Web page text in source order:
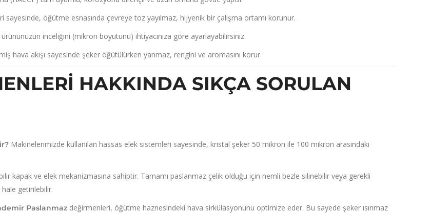
sayesinde, öğütme esnasında çevreye toz yayılmaz, hijyenik bir çalışma ortamı korunur.
inceliğini (mikron boyutunu) ihtiyacınıza göre ayarlayabilirsiniz.
hava akışı sayesinde şeker öğütülürken yanmaz, rengini ve aromasını korur.
HAKKINDA SIKÇA SORULAN
Makinelerimizde kullanılan hassas elek sistemleri sayesinde, kristal şeker 50 mikron ile 100 mikron arasındaki
kapak ve elek mekanizmasına sahiptir. Tamamı paslanmaz çelik olduğu için nemli bezle silinebilir veya gerekli
getirilebilir.
Paslanmaz değirmenleri, öğütme haznesindeki hava sirkülasyonunu optimize eder. Bu sayede şeker ısınmaz